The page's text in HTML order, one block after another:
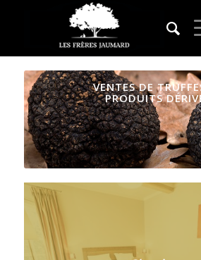
VENTES DE
PRODUITS